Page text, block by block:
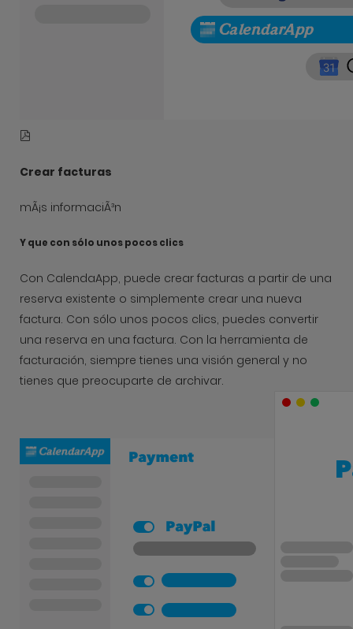
Crear facturas
mÃ¡s informaciÃ³n
Y que con sólo unos pocos clics
Con CalendaApp, puede crear facturas a partir de una
reserva existente o simplemente crear una nueva
factura. Con sólo unos pocos clics, puedes convertir
una reserva en una factura. Con la herramienta de
facturación, siempre tienes una visión general y no
tienes que preocuparte de archivar.